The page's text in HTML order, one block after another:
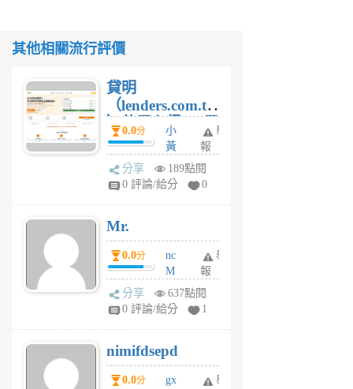
其他相關流行評價
貸明
（lenders.com.tw
）使用心得 — 民
間貸款比較平台
體驗
0.0分
小
黃
蜂
4
舉
報
分享
189點閱
0 評論/給分
0
Mr.
0.0分
nc
M
U
F
U
5
個
舉
報
分享
637點閱
0 評論/給分
1
nimifdsepd
0.0分
gx
舉